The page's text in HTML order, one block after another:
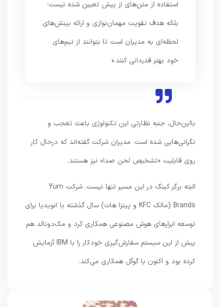
استفاده از متن‌های از پیش تعیین شده نیست؛
بلکه هدف تقویت مهمان‌نوازی و ارائه بینش‌های
لحظه‌ای به مدیران است تا بتوانند از تیم‌های
خود بهتر قدردانی کنند.»
بااین‌حال، جنبه نظارتی این تکنولوژی باعث تعجب و
نگرانی‌هایی شده است. مدیران شرکت گفته‌اند که درحال کار
روی قابلیت «تشخیص لحن صدا» نیز هستند.
البته برگر کینگ در این مسیر تنها نیست. شرکت Yum
Brands (مالک KFC و پیتزا هات) سال گذشته با انویدیا برای
توسعه ابزارهای هوش مصنوعی همکاری کرد و مک‌دونالد هم
پیش از این سیستم سفارش‌گیری خودکار را با IBM آزمایش
کرده بود و اکنون با گوگل همکاری می‌کند.